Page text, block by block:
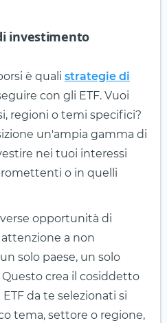
investimento
è quali strategie di
con gli ETF. Vuoi
regioni o temi specifici?
un'ampia gamma di
nei tuoi interessi
o in quelli
opportunità di
a non
solo paese, un solo
crea il cosiddetto
da te selezionati si
tema, settore o regione,